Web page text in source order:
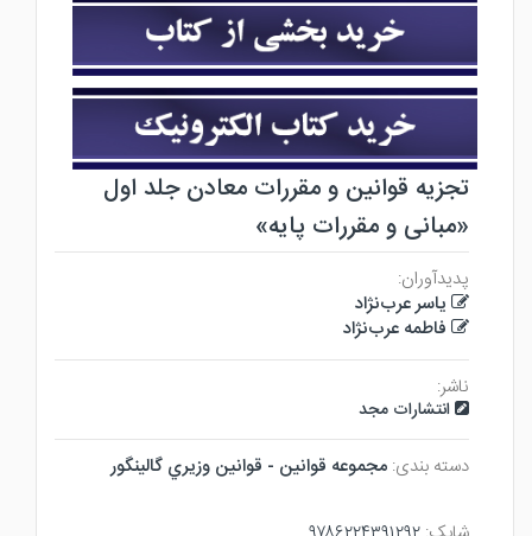
تجزیه قوانین و مقررات معادن جلد اول
«مبانی و مقررات پایه»
پدیدآوران:
یاسر عرب‌نژاد
فاطمه عرب‌نژاد
ناشر:
انتشارات مجد
دسته بندی: مجموعه قوانين - قوانين وزيري گالينگور